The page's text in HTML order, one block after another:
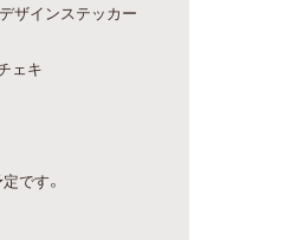
ザインステッカー
ェキ
です。